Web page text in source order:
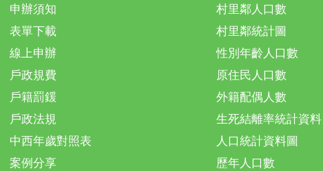
申辦須知
表單下載
線上申辦
戶政規費
戶籍罰鍰
戶政法規
中西年歲對照表
案例分享
村里鄰人口數
村里鄰統計圖
性別年齡人口數
原住民人口數
外籍配偶人數
生死結離率統計資料
人口統計資料圖
歷年人口數